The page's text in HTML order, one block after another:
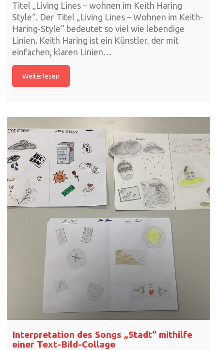
Titel „Living Lines – wohnen im Keith Haring
Style“. Der Titel „Living Lines – Wohnen im Keith-
Haring-Style“ bedeutet so viel wie lebendige
Linien. Keith Haring ist ein Künstler, der mit
einfachen, klaren Linien…
Weiterlesen
Interpretation des Songs „Stadt“ mithilfe
einer Text-Bild-Collage